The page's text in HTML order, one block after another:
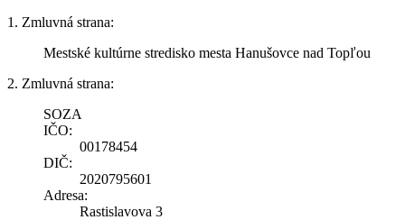
1. Zmluvná strana:
Mestské kultúrne stredisko mesta Hanušovce nad Topľou
2. Zmluvná strana:
SOZA
IČO:
00178454
DIČ:
2020795601
Adresa:
Rastislavova 3